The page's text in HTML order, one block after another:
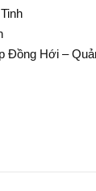
Đồng Hới –